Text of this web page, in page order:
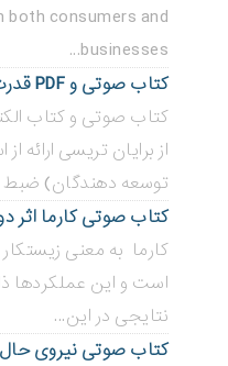
consumers and
businesses...
کتاب صوتی و PDF قدرت جذبه از برایان تریسی
از برایان تریسی ارائه
توسعه دهندگان)
کتاب صوتی کارما اثر دو
کارما به معنی
است و این عملکردها
نتایجی در این...
کتاب صوتی نیروی حال